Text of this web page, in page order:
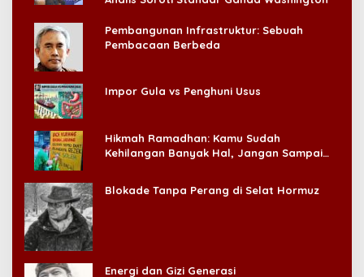
Pembangunan Infrastruktur: Sebuah
Pembacaan Berbeda
Impor Gula vs Penghuni Usus
Hikmah Ramadhan: Kamu Sudah
Kehilangan Banyak Hal, Jangan Sampai
Blokade Tanpa Perang di Selat Hormuz
Energi dan Gizi Generasi